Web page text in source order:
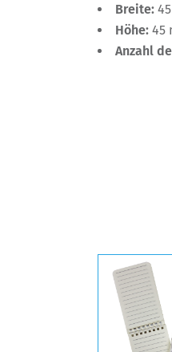
Breite:
Höhe: 45
Anzahl